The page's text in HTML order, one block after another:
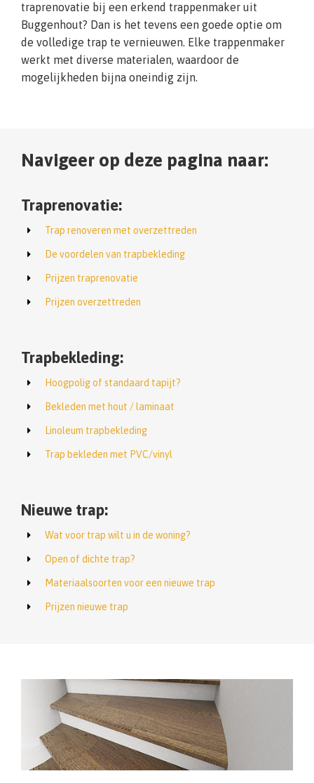
traprenovatie bij een erkend trappenmaker uit
Buggenhout? Dan is het tevens een goede optie om
de volledige trap te vernieuwen. Elke trappenmaker
werkt met diverse materialen, waardoor de
mogelijkheden bijna oneindig zijn.
Navigeer op deze pagina naar:
Traprenovatie:
Trap renoveren met overzettreden
De voordelen van trapbekleding
Prijzen traprenovatie
Prijzen overzettreden
Trapbekleding:
Hoogpolig of standaard tapijt?
Bekleden met hout / laminaat
Linoleum trapbekleding
Trap bekleden met PVC/vinyl
Nieuwe trap:
Wat voor trap wilt u in de woning?
Open of dichte trap?
Materiaalsoorten voor een nieuwe trap
Prijzen nieuwe trap